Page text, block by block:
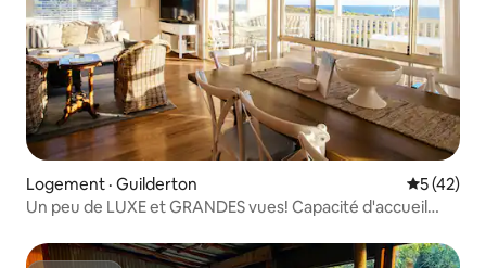
Logement · Guilderton Note
5 (42)
Un peu de LUXE et GRANDES vues! Capacité d'accueil